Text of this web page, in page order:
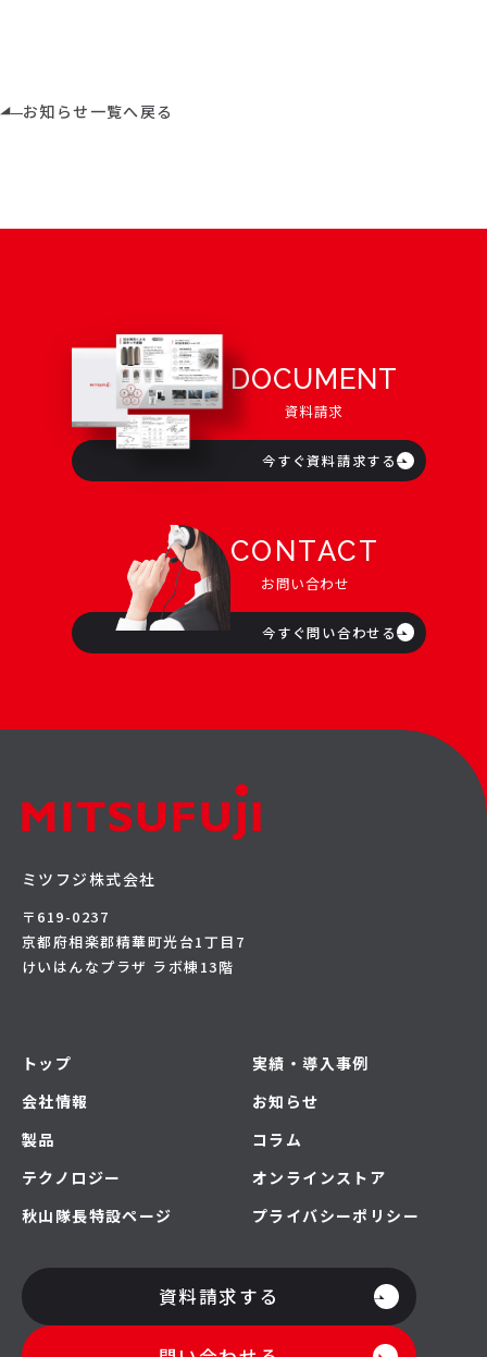
お知らせ一覧へ戻る
DOCUMENT
資料請求
今すぐ資料請求する
CONTACT
お問い合わせ
今すぐ問い合わせる
ミツフジ株式会社
〒619-0237
京都府相楽郡精華町光台1丁目7
けいはんなプラザ ラボ棟13階
トップ
会社情報
製品
テクノロジー
秋山隊長特設ページ
実績・導入事例
お知らせ
コラム
オンラインストア
プライバシーポリシー
資料請求する